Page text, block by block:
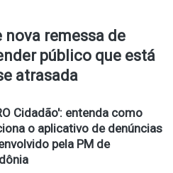
nova remessa de
público que está
atrasada
Cidadão': entenda como
o aplicativo de denúncias
pela PM de